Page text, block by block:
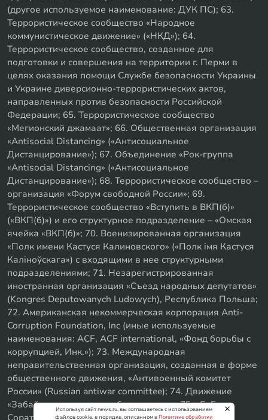
(другое используемое наименование: ДУК ПС); 63.
Террористическое сообщество «Народное
коммунистическое движение» («НКД»); 64.
Террористическое сообщество, созданное для
подготовки и совершения на территории г. Перми в
целях оказания помощи Службе безопасности Украины
и Украине диверсионно-террористических актов,
направленных против безопасности Российской
Федерации; 65. Террористическое сообщество
«Мегионский джамаат»; 66. Общественная организация
«Antisocial Distancing» («Антисоциальное
Дистанцирование»); 67. Объединение «Рок-группа
«Antisocial Distancing» («Антисоциальное
Дистанцирование»); 68. Террористическое сообщество –
организация «Форум свободной России»; 69.
Террористическое сообщество «Вступить в ВКП(б)»
(«ВКП(б)») и его структурное подразделение – «Омская
ячейка «ВКП(б)»; 70. Военизированная организация
«Полк имени Кастуся Калиновского» («Полк iмя Кастуся
Калiноўскага») с входящими в нее структурными
подразделениями; 71. Незарегистрированная
иностранная организация «Съезд народных депутатов»
(Kongres Deputowanych Ludowych), Республика Польша;
72. Американская некоммерческая корпорация Anti-
Corruption Foundation, Inc (иные используемые
наименования: ACF, ACF international, «Фонд борьбы с
коррупцией, Инк.»); 73. Международная
неправительственная организация, созданная в форме
общественного движения, «Антивоенный комитет
России» (Russian antiwar committee); 74. Движение
«Забайкальское левое объединение»; 75. «SxE
Используя сайт news.ru, вы соглашаетесь с использованием
файлов cookie, в порядке, описанном вПолитике обработки